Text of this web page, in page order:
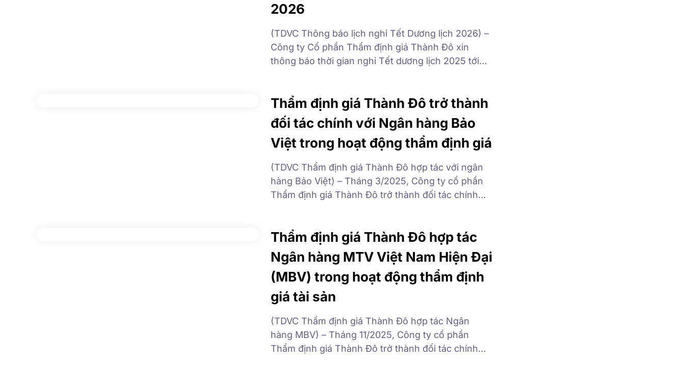
2026
(TDVC Thông báo lịch nghỉ Tết Dương lịch 2026) –
Công ty Cổ phần Thẩm định giá Thành Đô xin
thông báo thời gian nghỉ Tết dương lịch 2025 tới
5, ngày 01/01/2026 Thời […]
Thẩm định giá Thành Đô trở thành
đối tác chính với Ngân hàng Bảo
Việt trong hoạt động thẩm định giá
(TDVC Thẩm định giá Thành Đô hợp tác với ngân
hàng Bảo Việt) – Tháng 3/2025, Công ty cổ phần
Thẩm định giá Thành Đô trở thành đối tác chính
Công ty Thẩm định giá Thành […]
Thẩm định giá Thành Đô hợp tác
Ngân hàng MTV Việt Nam Hiện Đại
(MBV) trong hoạt động thẩm định
giá tài sản
(TDVC Thẩm định giá Thành Đô hợp tác Ngân
hàng MBV) – Tháng 11/2025, Công ty cổ phần
Thẩm định giá Thành Đô trở thành đối tác chính